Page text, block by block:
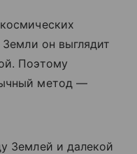
он выглядит
Поэтому
метод —
Землей и далекой